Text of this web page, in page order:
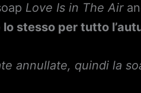
Love Is in The Air
lo stesso per tutto
annullate, quindi la